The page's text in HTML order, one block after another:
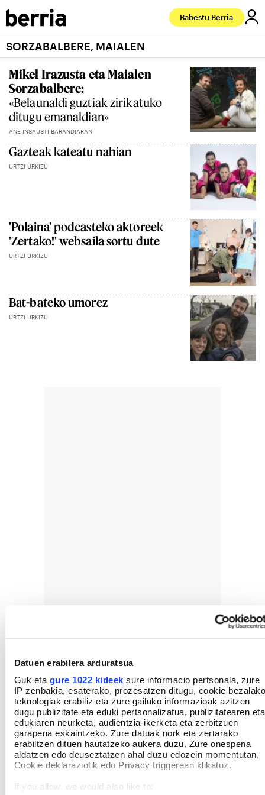
Datuen erabilera arduratsua
Guk eta gure 1022 kideek sure informacio pertsonala, zure
IP zenbakia, esaterako, prozesatzen ditugu, cookie bezalako
teknologiak erabiliz eta zure gailuko informazioak azitzen
dugu publizitate eta eduki pertsonalizatua, publizitatearen eta
edukiaren neurketa, audientzia-ikerketa eta zerbitzuen
garapena eskaintzeko. Zure datuak nork eta zertarako
erabiltzen dituen hautatzeko aukera duzu. Zure onespena
aldatzen edo deuseztatzen ahal duzu edozein momentutan,
Cookie deklaraziotik edo Privacy triggerean klikatuz.
If you allow, we would also like to:
Babestu Berria
SORZABALBERE, MAIALEN
Mikel Irazusta eta Maialen
Sorzabalbere:
«Belaunaldi guztiak zirikatuko
ditugu emanaldian»
ANE INSAUSTI BARANDIARAN
Gazteak kateatu nahian
URTZI URKIZU
'Polaina' podcasteko aktoreek
'Zertako!' websaila sortu dute
URTZI URKIZU
Bat-bateko umorez
URTZI URKIZU